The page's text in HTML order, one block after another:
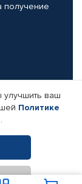
получение
ваш
Политике
.